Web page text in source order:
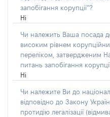
запобігання корупції”?
Ні
Чи належить Ваша посада
високим рівнем
переліком, затвердженим
питань запобігання
Ні
Чи належите Ви до
відповідно до Закону
протидію легалізації